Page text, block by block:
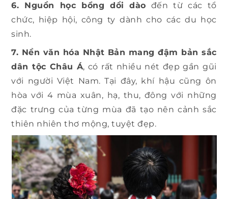
6. Nguồn học bổng dồi dào đến từ các tổ
chức, hiệp hội, công ty dành cho các du học
sinh.
7. Nền văn hóa Nhật Bản mang đậm bản sắc
dân tộc Châu Á, có rất nhiều nét đẹp gần gũi
với người Việt Nam. Tại đây, khí hậu cũng ôn
hòa với 4 mùa xuân, hạ, thu, đông với những
đặc trưng của từng mùa đã tạo nên cảnh sắc
thiên nhiên thơ mộng, tuyệt đẹp.